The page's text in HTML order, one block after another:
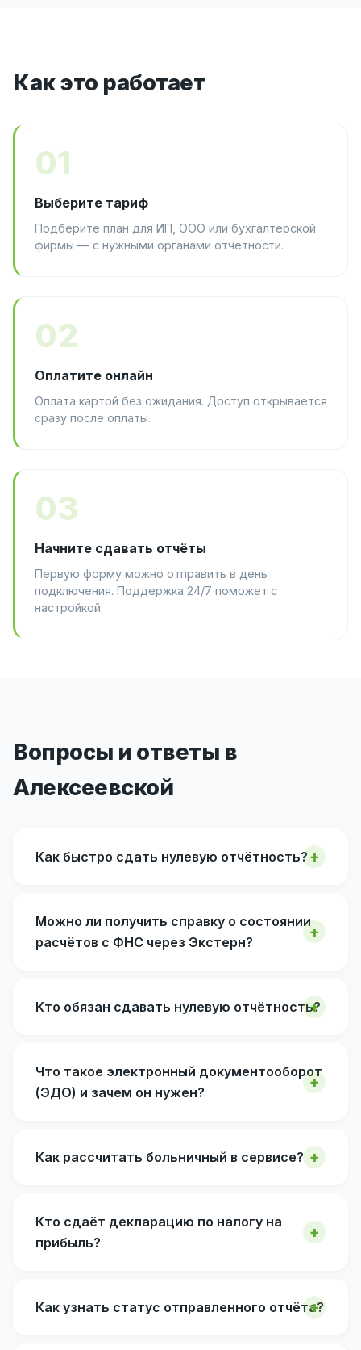
Как это работает
01
Выберите тариф
Подберите план для ИП, ООО или бухгалтерской
фирмы — с нужными органами отчётности.
02
Оплатите онлайн
Оплата картой без ожидания. Доступ открывается
сразу после оплаты.
03
Начните сдавать отчёты
Первую форму можно отправить в день
подключения. Поддержка 24/7 поможет с
настройкой.
Вопросы и ответы в
Алексеевской
Как быстро сдать нулевую отчётность?
Можно ли получить справку о состоянии
расчётов с ФНС через Экстерн?
Кто обязан сдавать нулевую отчётность?
Что такое электронный документооборот
(ЭДО) и зачем он нужен?
Как рассчитать больничный в сервисе?
Кто сдаёт декларацию по налогу на
прибыль?
Как узнать статус отправленного отчёта?